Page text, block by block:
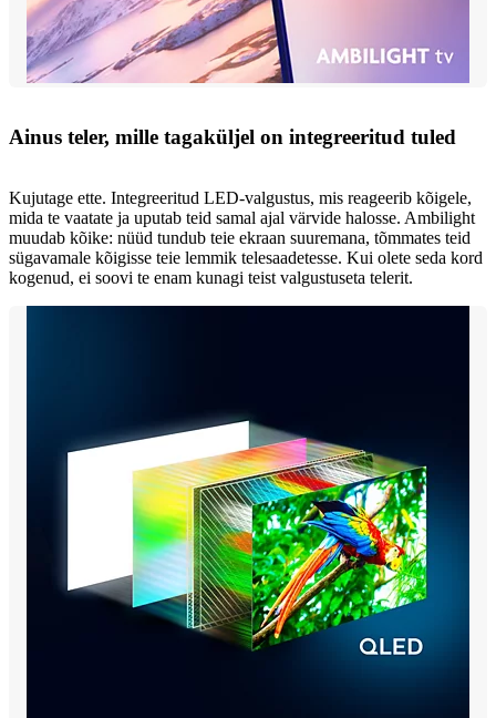
Ainus teler, mille tagaküljel on integreeritud tuled
Kujutage ette. Integreeritud LED-valgustus, mis reageerib kõigele,
mida te vaatate ja uputab teid samal ajal värvide halosse. Ambilight
muudab kõike: nüüd tundub teie ekraan suuremana, tõmmates teid
sügavamale kõigisse teie lemmik telesaadetesse. Kui olete seda kord
kogenud, ei soovi te enam kunagi teist valgustuseta telerit.